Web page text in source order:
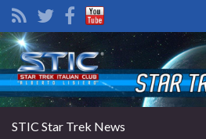
Search for:
STIC Star Trek News